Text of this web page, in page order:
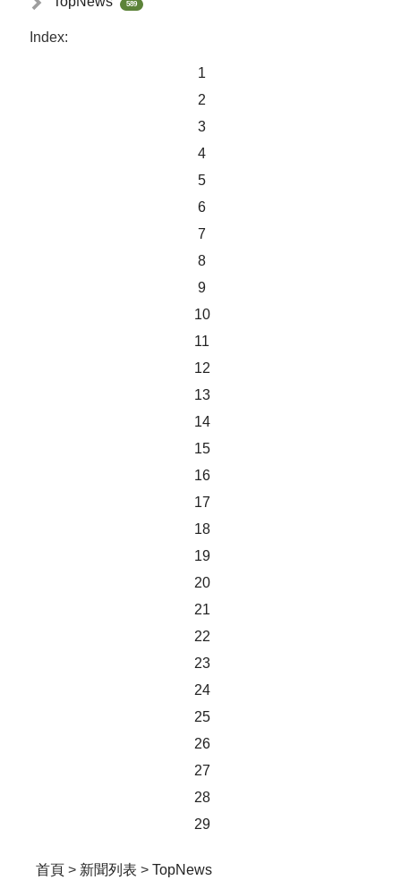
589
Index:
1
2
3
4
5
6
7
8
9
10
11
12
13
14
15
16
17
18
19
20
21
22
23
24
25
26
27
28
29
首頁 > 新聞列表 > TopNews